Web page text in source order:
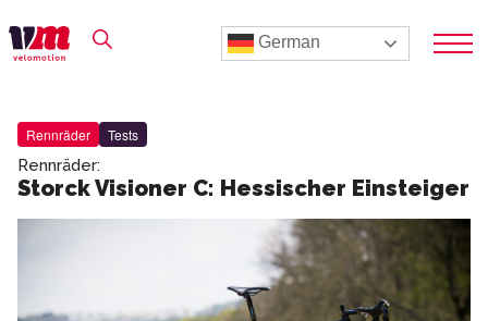
German
Rennräder Tests
Rennräder:
Storck Visioner C: Hessischer Einsteiger